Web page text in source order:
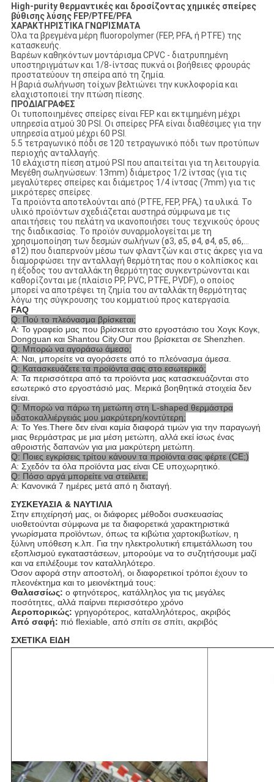
High-purity θερμαντικές και δροσίζοντας χημικές σπείρες
βύθισης λύσης FEP/PTFE/PFA
ΧΑΡΑΚΤΗΡΙΣΤΙΚΑ ΓΝΩΡΊΣΜΑΤΑ
Όλα τα βρεγμένα μέρη fluoropolymer (FEP, PFA, ή PTFE) της
κατασκευής.
Βαρέων καθηκόντων μοντάρισμα CPVC - διατρυπημένη
υποστηριγμάτων και 1/8-ίντσας πυκνά οι βοήθειες φρουράς
προστατεύουν τη σπείρα από τη ζημία.
Η βαριά σωλήνωση τοίχων βελτιώνει την κυκλοφορία και
ελαχιστοποιεί την πτώση πίεσης.
ΠΡΟΔΙΑΓΡΑΦΕΣ
Οι τυποποιημένες σπείρες είναι FEP και εκτιμημένη μέχρι
υπηρεσία ατμού 30 PSI. Οι σπείρες PFA είναι διαθέσιμες για την
υπηρεσία ατμού μέχρι 60 PSI.
5.5 τετραγωνικό πόδι σε 120 τετραγωνικό πόδι των προτύπων
περιοχής ανταλλαγής.
10 ελάχιστη πίεση ατμού PSI που απαιτείται για τη λειτουργία.
Μεγέθη σωληνώσεων: 13mm) διάμετρος 1/2 ίντσας (για τις
μεγαλύτερες σπείρες και διάμετρος 1/4 ίντσας (7mm) για τις
μικρότερες σπείρες.
Τα προϊόντα αποτελούνται από (PTFE, FEP, PFA,) τα υλικά. Το
υλικό προϊόντων σχεδιάζεται αυστηρά σύμφωνα με τις
απαιτήσεις του πελάτη να ικανοποιήσει τους τεχνικούς όρους
της διαδικασίας. Το προϊόν συναρμολογείται με τη
χρησιμοποίηση των δεσμών σωλήνων (ø3, ø5, ø4, ø4, ø5, ø6,…
ø12) που διαπερνούν μέσω των φλαντζών και στις άκρες για να
διαμορφώσει την ανταλλαγή θερμότητας που ο κολπίσκος και
η έξοδος του ανταλλάκτη θερμότητας συγκεντρώνονται και
καθορίζονται με (πλαίσιο PP, PVC, PTFE, PVDF), ο οποίος
μπορεί να αποτρέψει τη ζημία του ανταλλάκτη θερμότητας
λόγω της σύγκρουσης του κομματιού προς κατεργασία.
FAQ
Q: Πού το πλεόνασμα βρίσκεται;
Α: Το γραφείο μας που βρίσκεται στο εργοστάσιο του Χογκ Κογκ,
Dongguan και Shantou City.Our που βρίσκεται σε Shenzhen.
Q: Μπορώ να αγοράσω άμεσο;
Α: Ναι, μπορείτε να αγοράσετε από το πλεόνασμα άμεσα.
Q: Κατασκευάζετε τα προϊόντα σας στο εσωτερικό;
Α: Τα περισσότερα από τα προϊόντα μας κατασκευάζονται στο
εσωτερικό στο εργοστάσιό μας. Μερικά βοηθητικά στοιχεία δεν
είναι.
Q: Μπορώ να πάρω τη μετώπη στη L-shaped θερμάστρα
υδατοκαλλιέργειάς μου μακρύτερη/κοντύτερη;
Α: Το Yes.There δεν είναι καμία διαφορά τιμών για την παραγωγή
μιας θερμάστρας με μια μέση μετώπη, αλλά εκεί ίσως ένας
αθροιστής δαπανών για μια μακρύτερη μετώπη.
Q: Ποιες εγκρίσεις τρίτου κάνουν τα προϊόντα σας φέρτε (CE;)
Α: Σχεδόν τα όλα προϊόντα μας είναι CE υποχωρητικό.
Q: Πόσο αργά μπορείτε να στείλετε;
Α: Κανονικά 7 ημέρες μετά από η διαταγή.
ΣΥΣΚΕΥΑΣΙΑ & ΝΑΥΤΙΛΙΑ
Στην επιχείρησή μας, οι διάφορες μέθοδοι συσκευασίας
υιοθετούνται σύμφωνα με τα διαφορετικά χαρακτηριστικά
γνωρίσματα προϊόντων, όπως τα κιβώτια χαρτοκιβωτίων, η
ξύλινη υπόθεση κ.λπ. Για την ηλεκτρολυτική επιμετάλλωση του
εξοπλισμού εγκαταστάσεων, μπορούμε να το συζητήσουμε μαζί
και να επιλέξουμε τον καταλληλότερο.
Όσον αφορά στην αποστολή, οι διαφορετικοί τρόποι έχουν το
πλεονέκτημα και το μειονέκτημά τους:
Θαλασσίως: ο φτηνότερος, κατάλληλος για τις μεγάλες
ποσότητες, αλλά παίρνει περισσότερο χρόνο
Αεροπορικώς: γρηγορότερος, καταλληλότερος, ακριβός
Από σαφή: πιό flexiable, από σπίτι σε σπίτι, ακριβός
ΣΧΕΤΙΚΑ ΕΙΔΗ